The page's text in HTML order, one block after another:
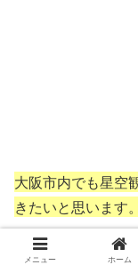
大阪市内でも星空
きたいと思います。
長居公園（大
メニュー ホーム